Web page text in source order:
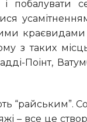
з таких
Поінт,
– все це